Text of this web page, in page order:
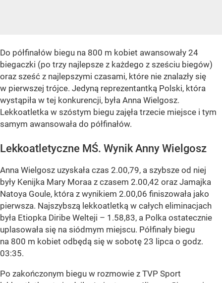
Do półfinałów biegu na 800 m kobiet awansowały 24
biegaczki (po trzy najlepsze z każdego z sześciu biegów)
oraz sześć z najlepszymi czasami, które nie znalazły się
w pierwszej trójce. Jedyną reprezentantką Polski, która
wystąpiła w tej konkurencji, była Anna Wielgosz.
Lekkoatletka w szóstym biegu zajęła trzecie miejsce i tym
samym awansowała do półfinałów.
Lekkoatletyczne MŚ. Wynik Anny Wielgosz
Anna Wielgosz uzyskała czas 2.00,79, a szybsze od niej
były Kenijka Mary Moraa z czasem 2.00,42 oraz Jamajka
Natoya Goule, która z wynikiem 2.00,06 finiszowała jako
pierwsza. Najszybszą lekkoatletką w całych eliminacjach
była Etiopka Diribe Welteji – 1.58,83, a Polka ostatecznie
uplasowała się na siódmym miejscu. Półfinały biegu
na 800 m kobiet odbędą się w sobotę 23 lipca o godz.
03:35.
Po zakończonym biegu w rozmowie z TVP Sport